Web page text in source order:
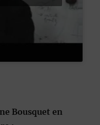
Bousquet en